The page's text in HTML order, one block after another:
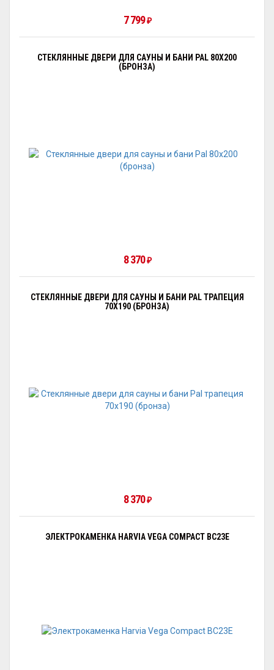
7 799₽
СТЕКЛЯННЫЕ ДВЕРИ ДЛЯ САУНЫ И БАНИ PAL 80X200
(БРОНЗА)
8 370₽
СТЕКЛЯННЫЕ ДВЕРИ ДЛЯ САУНЫ И БАНИ PAL ТРАПЕЦИЯ
70X190 (БРОНЗА)
8 370₽
ЭЛЕКТРОКАМЕНКА HARVIA VEGA COMPACT BC23E